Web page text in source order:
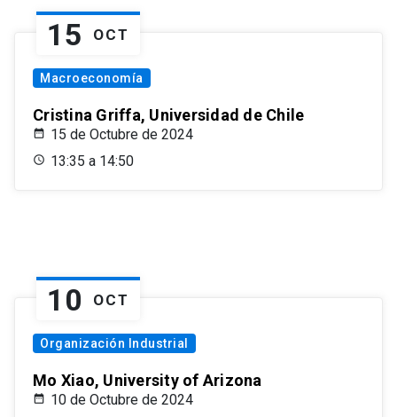
15 OCT
Macroeconomía
Cristina Griffa, Universidad de Chile
15 de Octubre de 2024
13:35 a 14:50
10 OCT
Organización Industrial
Mo Xiao, University of Arizona
10 de Octubre de 2024